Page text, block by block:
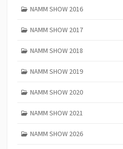
NAMM SHOW 2016
NAMM SHOW 2017
NAMM SHOW 2018
NAMM SHOW 2019
NAMM SHOW 2020
NAMM SHOW 2021
NAMM SHOW 2026